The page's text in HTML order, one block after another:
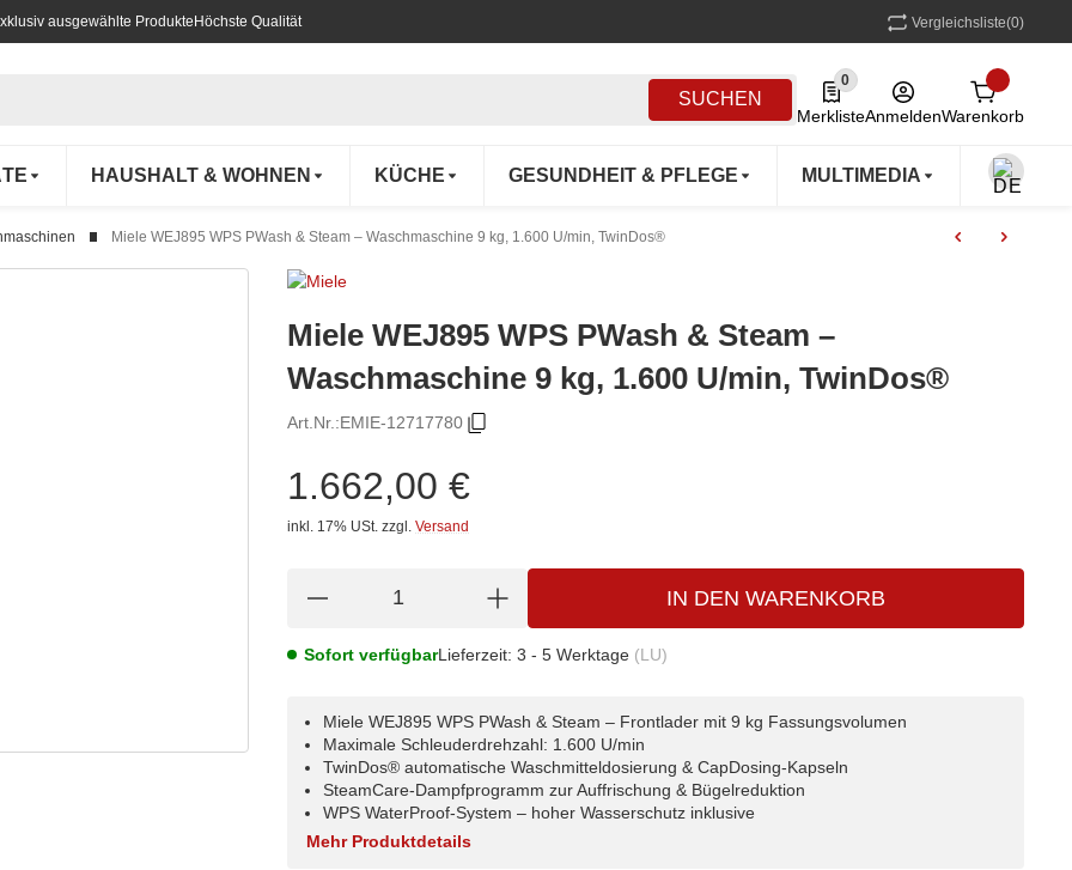
ausgewählte Produkte Höchste Qualität Vergleichsliste(0)
SUCHEN
0
0 Produkte in der Liste
MerklisteAnmeldenWarenkorb
HAUSHALT & WOHNEN KÜCHE GESUNDHEIT & PFLEGE MULTIMEDIA
Miele WEJ895 WPS PWash & Steam – Waschmaschine 9 kg, 1.600 U/min, TwinDos®
Miele WEJ895 WPS PWash & Steam –
Waschmaschine 9 kg, 1.600 U/min, TwinDos®
Art.Nr.:EMIE-12717780
1.662,00 €
inkl. 17% USt. zzgl. Versand
IN DEN WARENKORB
Sofort verfügbarLieferzeit: 3 - 5 Werktage (LU)
Miele WEJ895 WPS PWash & Steam – Frontlader mit 9 kg Fassungsvolumen
Maximale Schleuderdrehzahl: 1.600 U/min
TwinDos® automatische Waschmitteldosierung & CapDosing-Kapseln
SteamCare-Dampfprogramm zur Auffrischung & Bügelreduktion
WPS WaterProof-System – hoher Wasserschutz inklusive
Mehr Produktdetails